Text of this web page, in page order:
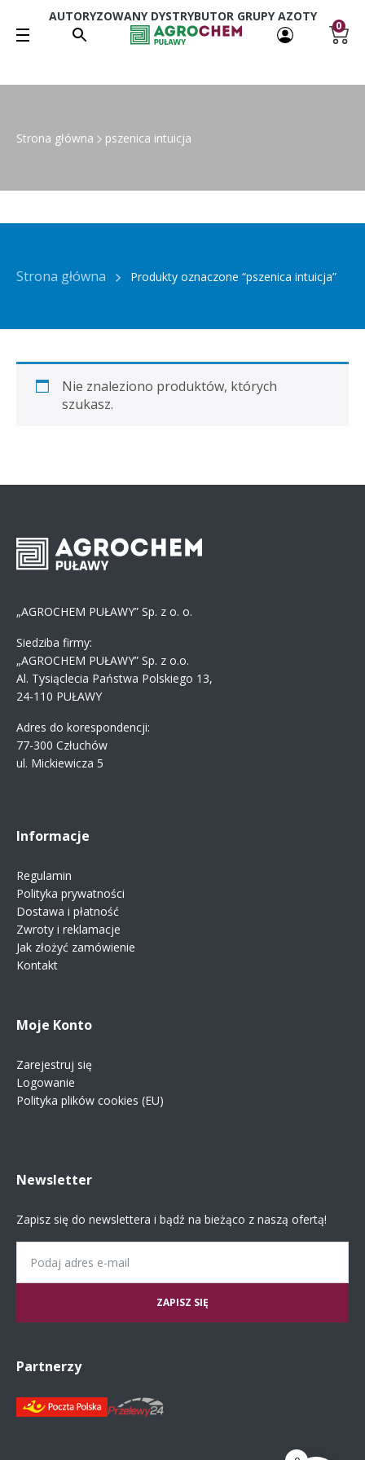
AUTORYZOWANY DYSTRYBUTOR GRUPY AZOTY
0
Strona główna pszenica intuicja
Strona główna Produkty oznaczone “pszenica intuicja”
Nie znaleziono produktów, których
szukasz.
„AGROCHEM PUŁAWY” Sp. z o. o.
Siedziba firmy:
„AGROCHEM PUŁAWY” Sp. z o.o.
Al. Tysiąclecia Państwa Polskiego 13,
24-110 PUŁAWY
Adres do korespondencji:
77-300 Człuchów
ul. Mickiewicza 5
Informacje
Regulamin
Polityka prywatności
Dostawa i płatność
Zwroty i reklamacje
Jak złożyć zamówienie
Kontakt
Moje Konto
Zarejestruj się
Logowanie
Polityka plików cookies (EU)
Newsletter
Zapisz się do newslettera i bądź na bieżąco z naszą ofertą!
Partnerzy